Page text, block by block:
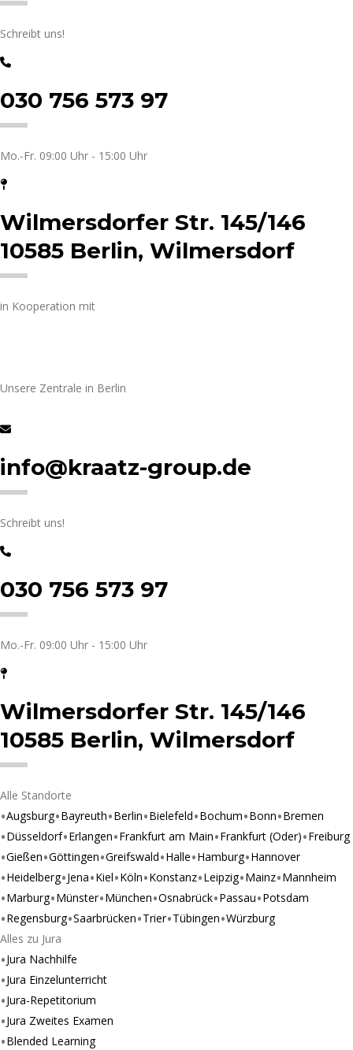
Schreibt uns!
030 756 573 97
Mo.-Fr. 09:00 Uhr - 15:00 Uhr
Wilmersdorfer Str. 145/146
10585 Berlin, Wilmersdorf
in Kooperation mit
Unsere Zentrale in Berlin
info@kraatz-group.de
Schreibt uns!
030 756 573 97
Mo.-Fr. 09:00 Uhr - 15:00 Uhr
Wilmersdorfer Str. 145/146
10585 Berlin, Wilmersdorf
Alle Standorte
Augsburg Bayreuth Berlin Bielefeld Bochum Bonn Bremen
Düsseldorf Erlangen Frankfurt am Main Frankfurt (Oder) Freiburg
Gießen Göttingen Greifswald Halle Hamburg Hannover
Heidelberg Jena Kiel Köln Konstanz Leipzig Mainz Mannheim
Marburg Münster München Osnabrück Passau Potsdam
Regensburg Saarbrücken Trier Tübingen Würzburg
Alles zu Jura
Jura Nachhilfe
Jura Einzelunterricht
Jura-Repetitorium
Jura Zweites Examen
Blended Learning